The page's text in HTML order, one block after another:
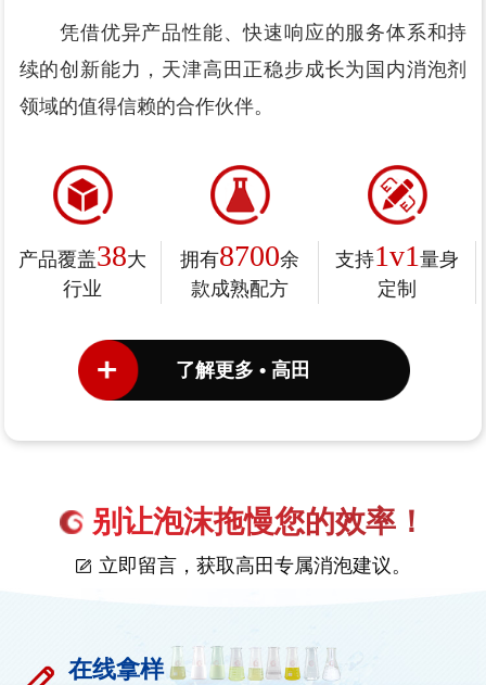
凭借优异产品性能、快速响应的服务体系和持
续的创新能力，天津高田正稳步成长为国内消泡剂
领域的值得信赖的合作伙伴。
产品覆盖38大
行业
拥有8700余
款成熟配方
支持1v1 量身
定制
了解更多 • 高田
别让泡沫拖慢您的效率！
立即留言，获取高田专属消泡建议。
在线拿样